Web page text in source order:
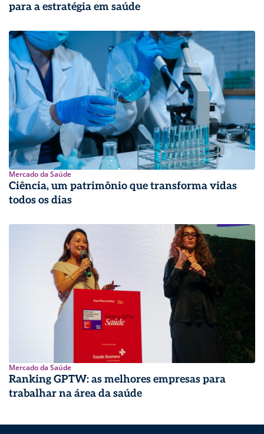
para a estratégia em saúde
Mercado da Saúde
Ciência, um patrimônio que transforma vidas
todos os dias
Mercado da Saúde
Ranking GPTW: as melhores empresas para
trabalhar na área da saúde